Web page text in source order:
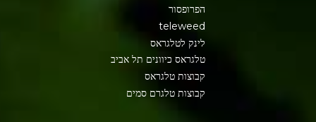
הפרופסור
teleweed
לינק לטלגראס
טלגראס כיוונים תל אביב
קבוצות טלגראס
קבוצות טלגרם סמים